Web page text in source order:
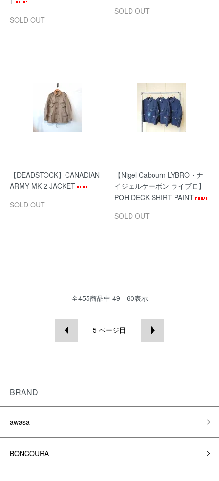
SOLD OUT
SOLD OUT
【DEADSTOCK】CANADIAN
ARMY MK-2 JACKET
SOLD OUT
【Nigel Cabourn LYBRO・ナ
イジェルケーボン ライブロ】
POH DECK SHIRT PAINT
SOLD OUT
全455商品中 49 - 60表示
5 ページ目
BRAND
awasa
BONCOURA